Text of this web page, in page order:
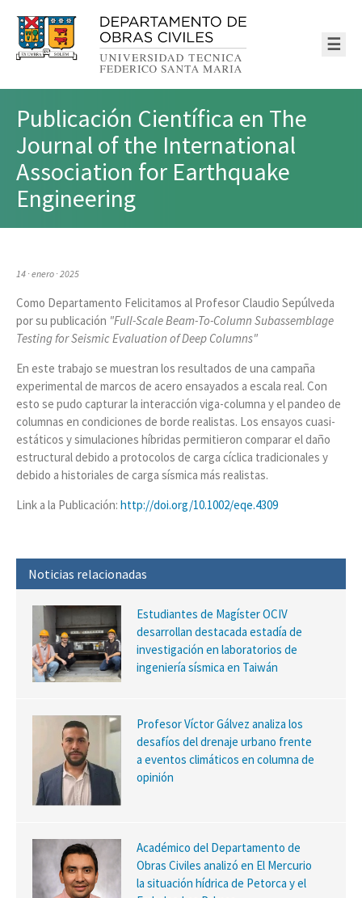
☰
Publicación Científica en The
Journal of the International
Association for Earthquake
Engineering
14 · enero · 2025
Como Departamento Felicitamos al Profesor Claudio Sepúlveda
por su publicación "Full-Scale Beam-To-Column Subassemblage
Testing for Seismic Evaluation of Deep Columns"
En este trabajo se muestran los resultados de una campaña
experimental de marcos de acero ensayados a escala real. Con
esto se pudo capturar la interacción viga-columna y el pandeo de
columnas en condiciones de borde realistas. Los ensayos cuasi-
estáticos y simulaciones híbridas permitieron comparar el daño
estructural debido a protocolos de carga cíclica tradicionales y
debido a historiales de carga sísmica más realistas.
Link a la Publicación: http://doi.org/10.1002/eqe.4309
Noticias relacionadas
Estudiantes de Magíster OCIV
desarrollan destacada estadía de
investigación en laboratorios de
ingeniería sísmica en Taiwán
Profesor Víctor Gálvez analiza los
desafíos del drenaje urbano frente
a eventos climáticos en columna de
opinión
Académico del Departamento de
Obras Civiles analizó en El Mercurio
la situación hídrica de Petorca y el